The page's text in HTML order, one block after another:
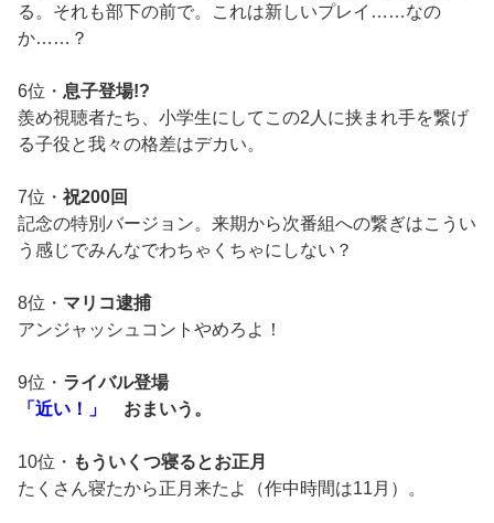
る。それも部下の前で。これは新しいプレイ……なの
か……？
6位・ 息子登場!?
羨め視聴者たち、小学生にしてこの2人に挟まれ手を繋げ
る子役と我々の格差はデカい。
7位・ 祝200回
記念の特別バージョン。来期から次番組への繋ぎはこうい
う感じでみんなでわちゃくちゃにしない？
8位・ マリコ逮捕
アンジャッシュコントやめろよ！
9位・ ライバル登場
「近い！」
おまいう。
10位・ もういくつ寝るとお正月
たくさん寝たから正月来たよ（作中時間は11月）。